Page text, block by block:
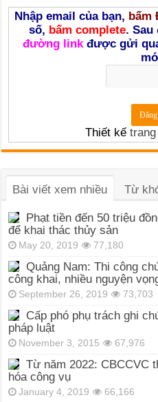
Nhập email của bạn, bấm
số, bấm complete. Sau
đường linkđược gửi
Thiết kế
Bài viết xem nhiều Từ
Phạt tiền đến 50 triệu
để khai thác thủy sản
May 20, 2019 77,180
Quảng Nam: Thi công
công khai, nhiều nguyện
September 26, 2019 73,703
Cấp phó phụ trách ghi
pháp luật
November 3, 2015 67,976
Từ năm 2022: CBCCVC
hóa công vụ
January 4, 2019 66,166